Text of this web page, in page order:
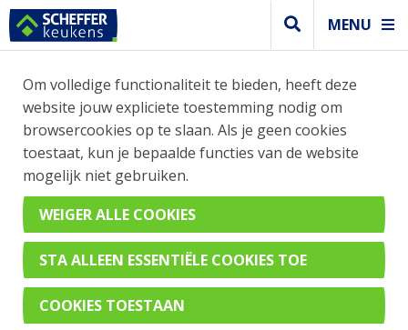
MENU
VEELGESTELDE VRAGEN
EN ANTWOORDEN
Om volledige functionaliteit te bieden, heeft deze
website jouw expliciete toestemming nodig om
browsercookies op te slaan. Als je geen cookies
toestaat, kun je bepaalde functies van de website
mogelijk niet gebruiken.